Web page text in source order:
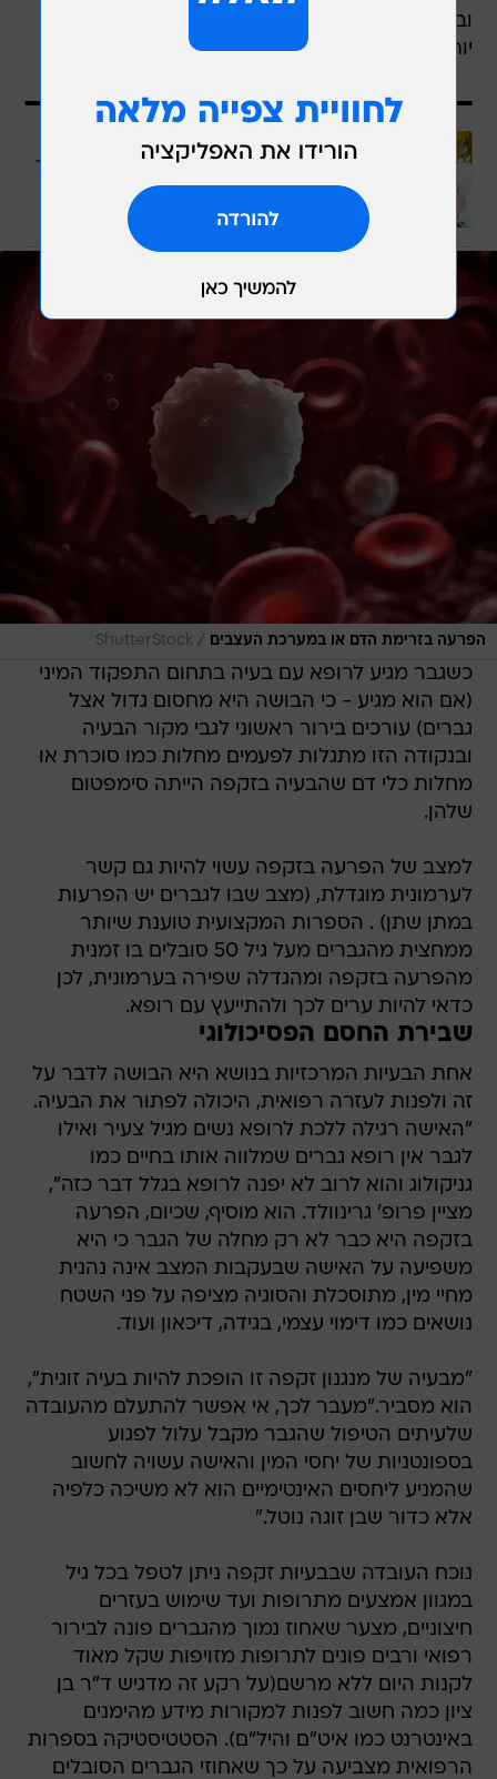
ובעיות בזקפה משקפות הרבה פעמים בעיה חמורה
יותר".
מה הקשר בין הערמונית לבעיות בתפקוד
המיני?
לכתבה המלאה
הפרעה בזרימת הדם או במערכת העצבים /
ShutterStock
כשגבר מגיע לרופא עם בעיה בתחום התפקוד המיני
(אם הוא מגיע - כי הבושה היא מחסום גדול אצל
גברים) עורכים בירור ראשוני לגבי מקור הבעיה
ובנקודה הזו מתגלות לפעמים מחלות כמו סוכרת או
מחלות כלי דם שהבעיה בזקפה הייתה סימפטום
שלהן.
למצב של הפרעה בזקפה עשוי להיות גם קשר
לערמונית מוגדלת, (מצב שבו לגברים יש הפרעות
במתן שתן) . הספרות המקצועית טוענת שיותר
ממחצית מהגברים מעל גיל 50 סובלים בו זמנית
מהפרעה בזקפה ומהגדלה שפירה בערמונית, לכן
כדאי להיות ערים לכך ולהתייעץ עם רופא.
שבירת החסם הפסיכולוגי
אחת הבעיות המרכזיות בנושא היא הבושה לדבר על
זה ולפנות לעזרה רפואית, היכולה לפתור את הבעיה.
"האישה רגילה ללכת לרופא נשים מגיל צעיר ואילו
לגבר אין רופא גברים שמלווה אותו בחיים כמו
גניקולוג והוא לרוב לא יפנה לרופא בגלל דבר כזה",
מציין פרופ' גרינוולד. הוא מוסיף, שכיום, הפרעה
בזקפה היא כבר לא רק מחלה של הגבר כי היא
משפיעה על האישה שבעקבות המצב אינה נהנית
מחיי מין, מתוסכלת והסוגיה מציפה על פני השטח
נושאים כמו דימוי עצמי, בגידה, דיכאון ועוד.
"מבעיה של מנגנון זקפה זו הופכת להיות בעיה זוגית",
הוא מסביר."מעבר לכך, אי אפשר להתעלם מהעובדה
שלעיתים הטיפול שהגבר מקבל עלול לפגוע
בספונטניות של יחסי המין והאישה עשויה לחשוב
שהמניע ליחסים האינטימיים הוא לא משיכה כלפיה
אלא כדור שבן זוגה נוטל."
נוכח העובדה שבבעיות זקפה ניתן לטפל בכל גיל
במגוון אמצעים מתרופות ועד שימוש בעזרים
חיצוניים, מצער שאחוז נמוך מהגברים פונה לבירור
רפואי ורבים פונים לתרופות מזויפות שקל מאוד
לקנות היום ללא מרשם(על רקע זה מדגיש ד"ר בן
ציון כמה חשוב לפנות למקורות מידע מהימנים
באינטרנט כמו איט"ם והיל"ם). הסטטיסטיקה בספרות
הרפואית מצביעה על כך שאחוזי הגברים הסובלים